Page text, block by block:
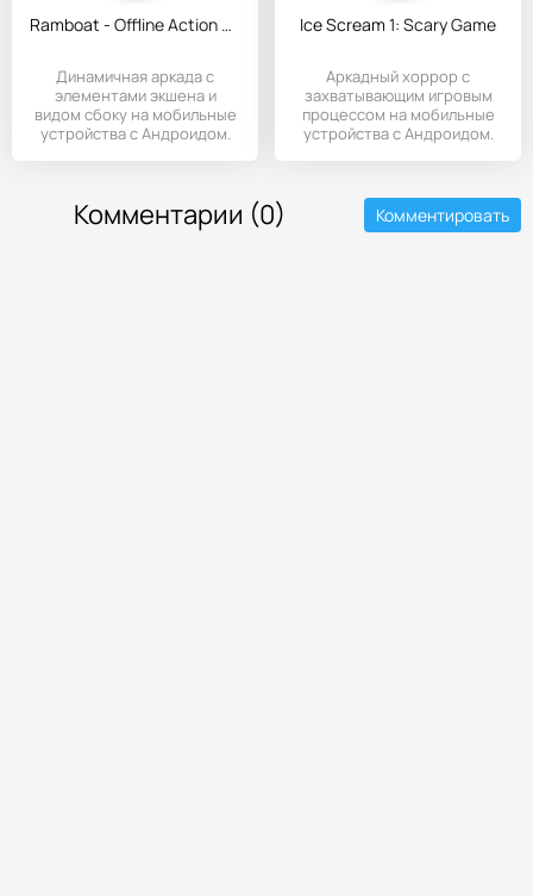
Ramboat - Offline Action Game
Динамичная аркада с
элементами экшена и
видом сбоку на мобильные
устройства с Андроидом.
Ice Scream 1: Scary Game
Аркадный хоррор с
захватывающим игровым
процессом на мобильные
устройства с Андроидом.
Комментарии (0) Комментировать